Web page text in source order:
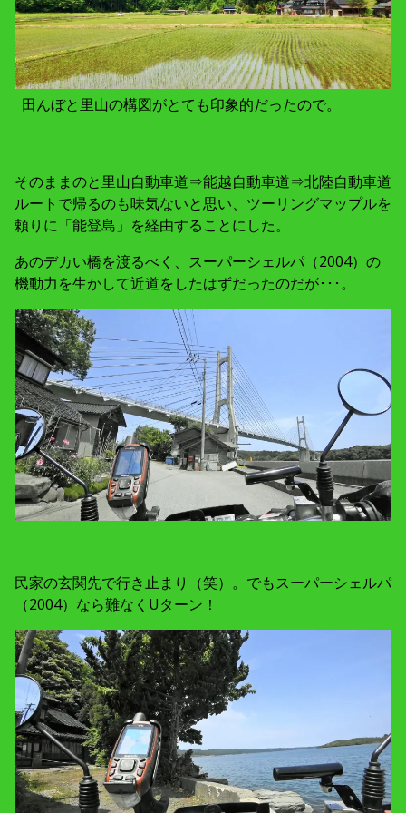
田んぼと里山の構図がとても印象的だったので。
そのままのと里山自動車道⇒能越自動車道⇒北陸自動車道
ルートで帰るのも味気ないと思い、ツーリングマップルを
頼りに「能登島」を経由することにした。
あのデカい橋を渡るべく、スーパーシェルパ（2004）の
機動力を生かして近道をしたはずだったのだが･･･。
民家の玄関先で行き止まり（笑）。でもスーパーシェルパ
（2004）なら難なくUターン！